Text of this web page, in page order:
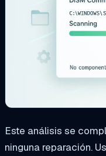
Este análisis se
ninguna reparación.